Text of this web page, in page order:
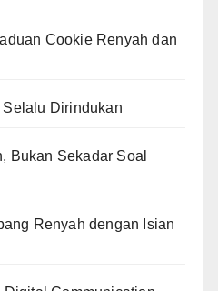
Cookie Renyah dan
Selalu Dirindukan
Bukan Sekadar Soal
Renyah dengan Isian